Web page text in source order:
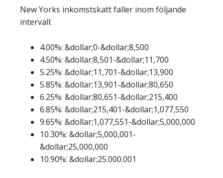
New Yorks inkomstskatt faller inom följande
intervall:
4.00%: &dollar;0-&dollar;8,500
4.50%: &dollar;8,501-&dollar;11,700
5.25%: &dollar;11,701-&dollar;13,900
5.85%: &dollar;13,901-&dollar;80,650
6.25%: &dollar;80,651-&dollar;215,400
6.85%: &dollar;215,401-&dollar;1,077,550
9.65%: &dollar;1,077,551-&dollar;5,000,000
10.30%: &dollar;5,000,001-
&dollar;25,000,000
10.90%: &dollar;25.000.001